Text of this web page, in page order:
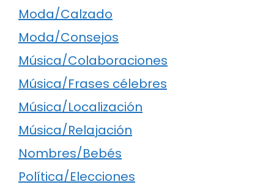
Moda/Calzado
Moda/Consejos
Música/Colaboraciones
Música/Frases célebres
Música/Localización
Música/Relajación
Nombres/Bebés
Política/Elecciones